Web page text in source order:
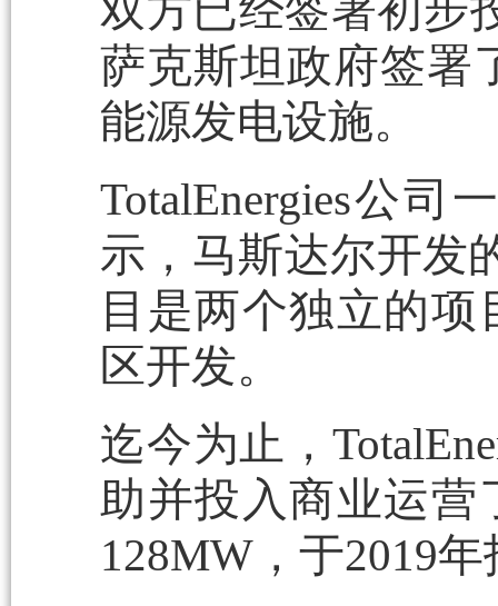
双方已经签署初步
萨克斯坦政府签署
能源发电设施。
TotalEnergies公
示，马斯达尔开发
目是两个独立的
区开发。
迄今为止，
助并投入商业运营
128MW，于2019